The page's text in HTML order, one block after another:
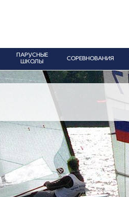
ПАРУСНЫЕ
ШКОЛЫ
СОРЕВНОВАНИЯ